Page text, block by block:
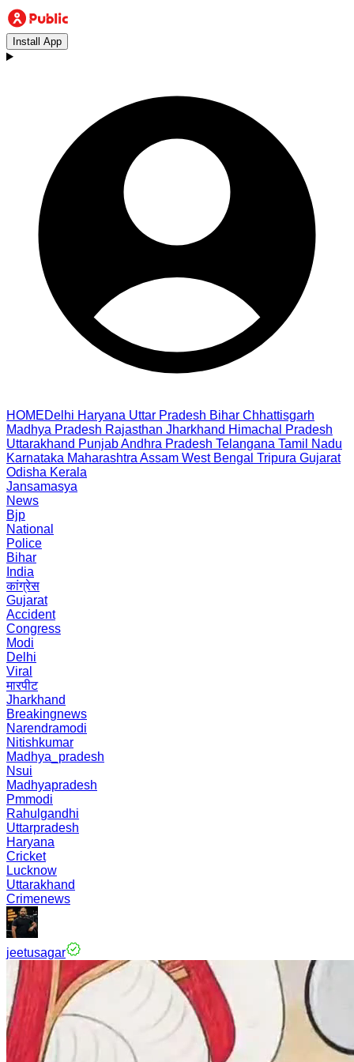
Install App
HOMEDelhi Haryana Uttar Pradesh Bihar Chhattisgarh
Madhya Pradesh Rajasthan Jharkhand Himachal Pradesh
Uttarakhand PunjabAndhra Pradesh Telangana Tamil Nadu
Karnataka Maharashtra Assam West Bengal Tripura Gujarat
Odisha Kerala
Jansamasya
News
Bjp
National
Police
Bihar
India
कांग्रेस
Gujarat
Accident
Congress
Modi
Delhi
Viral
मारपीट
Jharkhand
Breakingnews
Narendramodi
Nitishkumar
Madhya_pradesh
Nsui
Madhyapradesh
Pmmodi
Rahulgandhi
Uttarpradesh
Haryana
Cricket
Lucknow
Uttarakhand
Crimenews
jeetusagar